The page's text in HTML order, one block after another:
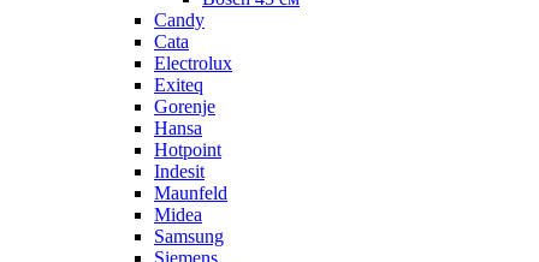
Candy
Cata
Electrolux
Exiteq
Gorenje
Hansa
Hotpoint
Indesit
Maunfeld
Midea
Samsung
Siemens